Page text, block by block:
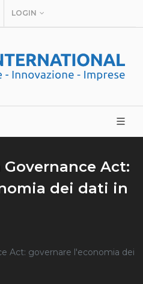
LOGIN
Act:
dei dati in
Act: governare l'economia dei